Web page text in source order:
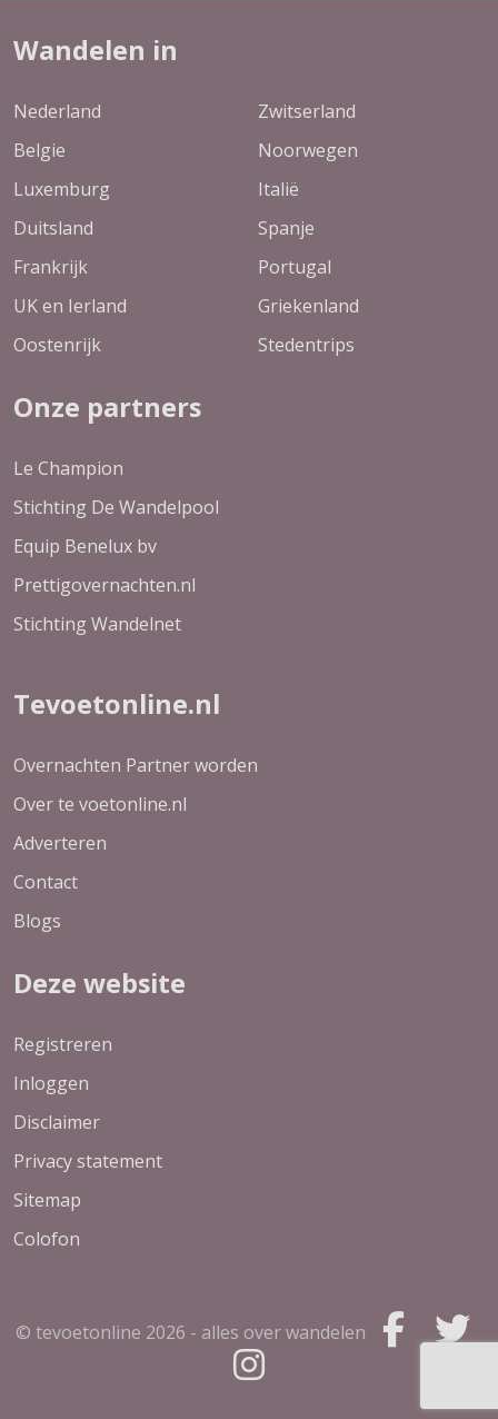
Wandelen in
Nederland
Belgie
Luxemburg
Duitsland
Frankrijk
UK en Ierland
Oostenrijk
Zwitserland
Noorwegen
Italië
Spanje
Portugal
Griekenland
Stedentrips
Onze partners
Le Champion
Stichting De Wandelpool
Equip Benelux bv
Prettigovernachten.nl
Stichting Wandelnet
Tevoetonline.nl
Overnachten Partner worden
Over te voetonline.nl
Adverteren
Contact
Blogs
Deze website
Registreren
Inloggen
Disclaimer
Privacy statement
Sitemap
Colofon
© tevoetonline 2026 - alles over wandelen